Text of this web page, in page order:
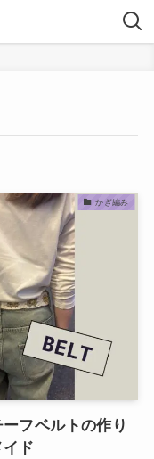
かぎ編み
フベルトの作り
ド